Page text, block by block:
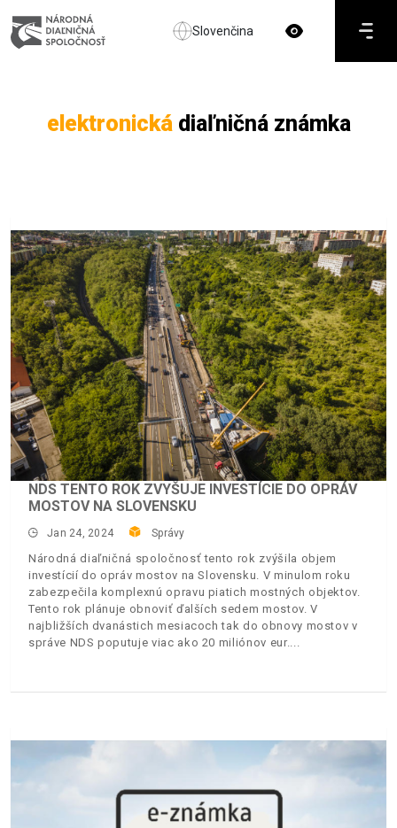
Slovenčina
elektronickádiaľničná známka
NDS TENTO ROK ZVYŠUJE INVESTÍCIE DO OPRÁV
MOSTOV NA SLOVENSKU
Jan 24, 2024 Správy
Národná diaľničná spoločnosť tento rok zvýšila objem
investícií do opráv mostov na Slovensku. V minulom roku
zabezpečila komplexnú opravu piatich mostných objektov.
Tento rok plánuje obnoviť ďalších sedem mostov. V
najbližších dvanástich mesiacoch tak do obnovy mostov v
správe NDS poputuje viac ako 20 miliónov eur.